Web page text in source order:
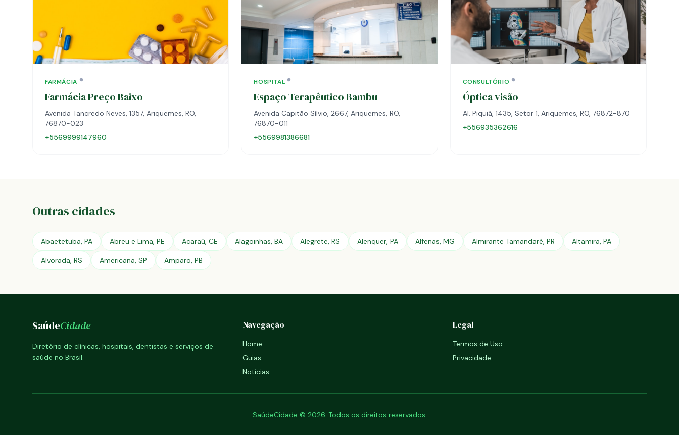
FARMÁCIA
Farmácia Preço Baixo
Avenida Tancredo Neves, 1357, Ariquemes, RO,
76870-023
+5569999147960
HOSPITAL
Espaço Terapêutico Bambu
Avenida Capitão Sílvio, 2667, Ariquemes, RO,
76870-011
+5569981386681
CONSULTÓRIO
Óptica visão
Al. Piquiá, 1435, Setor 1, Ariquemes, RO, 76872-870
+556935362616
Outras cidades
Abaetetuba, PA Abreu e Lima, PE Acaraú, CE Alagoinhas, BA Alegrete, RS Alenquer, PA Alfenas, MG Almirante Tamandaré, PR Altamira, PA
Alvorada, RS Americana, SP Amparo, PB
SaúdeCidade
Diretório de clínicas, hospitais, dentistas e serviços de
saúde no Brasil.
Navegação
Home
Guias
Notícias
Legal
Termos de Uso
Privacidade
SaúdeCidade © 2026. Todos os direitos reservados.